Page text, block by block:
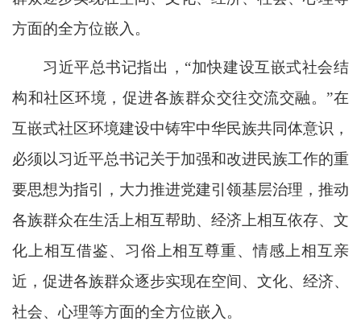
方面的全方位嵌入。
习近平总书记指出，“加快建设互嵌式社会结
构和社区环境，促进各族群众交往交流交融。”在
互嵌式社区环境建设中铸牢中华民族共同体意识，
必须以习近平总书记关于加强和改进民族工作的重
要思想为指引，大力推进党建引领基层治理，推动
各族群众在生活上相互帮助、经济上相互依存、文
化上相互借鉴、习俗上相互尊重、情感上相互亲
近，促进各族群众逐步实现在空间、文化、经济、
社会、心理等方面的全方位嵌入。